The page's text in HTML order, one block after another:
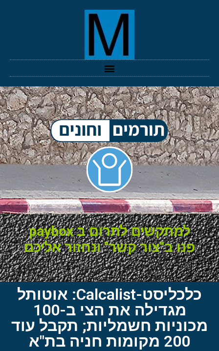
למתקשים לתרום ב paybox
פנו ב"צור קשר" ונחזור אליכם
כלכליסט-Calcalist: אוטותל
מגדילה את הצי ב-100
מכוניות חשמליות; תקבל עוד
200 מקומות חניה בת"א